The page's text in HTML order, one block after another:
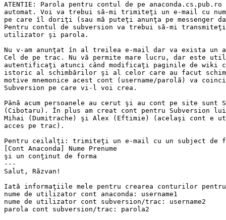
ATENTIE: Parola pentru contul de pe
automat. Voi va trebui să-mi trimiteţi un e-mail cu
pe care îl doriţi (sau mă puteţi anunţa pe messenger
Pentru contul de subversion va trebui să-mi
utilizator şi parola.
Nu v-am anunţat în al treilea e-mail dar va exista
Cel de pe trac. Nu vă permite mare lucru, dar este
autentificaţi atunci când modificaţi paginile de wiki
istoric al schimbărilor şi al celor care au facut
motive mnemonice acest cont (username/parolă) va
Subversion pe care vi-l voi crea.
Până acum persoanele au cerut şi au cont pe site
(Cibotaru). În plus am creat cont pentru Subversion
Mihai (Dumitrache) şi Alex (Eftimie) (acelaşi cont e
acces pe trac).
Pentru ceilalţi: trimiteţi un e-mail cu un subject de
[Cont Anaconda] Nume Prenume
şi un conţinut de forma
---
Salut, Răzvan!
Iată informaţiile mele pentru crearea conturilor pentru
nume de utilizator cont anaconda: username1
nume de utilizator cont subversion/trac: username2
parola cont subversion/trac: parola2